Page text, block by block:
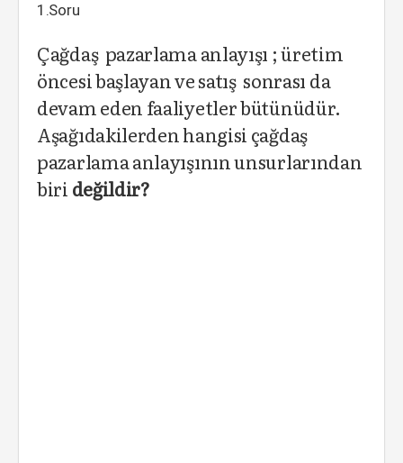
1.Soru
Çağdaş pazarlama anlayışı ; üretim
öncesi başlayan ve satış sonrası da
devam eden faaliyetler bütünüdür.
Aşağıdakilerden hangisi çağdaş
pazarlama anlayışının unsurlarından
biri değildir?